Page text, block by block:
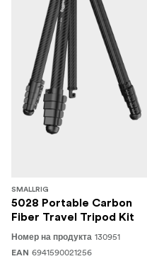
SMALLRIG
5028 Portable Carbon
Fiber Travel Tripod Kit
Номер на продукта 130951
EAN 6941590021256